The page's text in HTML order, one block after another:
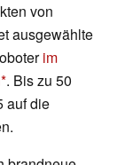
von
ausgewählte
im
. Bis zu 50
auf die